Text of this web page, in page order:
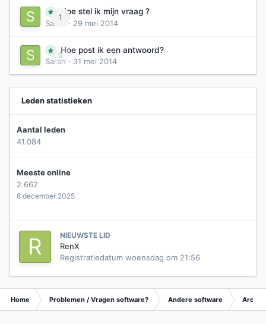
1
Hoe stel ik mijn vraag ?
Sarah
· 29 mei 2014
0
Hoe post ik een antwoord?
Sarah · 31 mei 2014
Leden statistieken
Aantal leden
41.084
Meeste online
2.662
8 december 2025
NIEUWSTE LID
RenX
Registratiedatum woensdag om 21:56
Home Problemen / Vragen software? Andere software